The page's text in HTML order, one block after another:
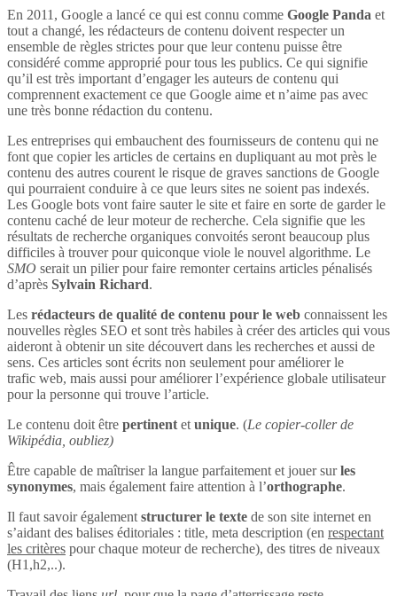
En 2011, Google a lancé ce qui est connu comme Google Panda et
tout a changé, les rédacteurs de contenu doivent respecter un
ensemble de règles strictes pour que leur contenu puisse être
considéré comme approprié pour tous les publics. Ce qui signifie
qu’il est très important d’engager les auteurs de contenu qui
comprennent exactement ce que Google aime et n’aime pas avec
une très bonne rédaction du contenu.
Les entreprises qui embauchent des fournisseurs de contenu qui ne
font que copier les articles de certains en dupliquant au mot près le
contenu des autres courent le risque de graves sanctions de Google
qui pourraient conduire à ce que leurs sites ne soient pas indexés.
Les Google bots vont faire sauter le site et faire en sorte de garder le
contenu caché de leur moteur de recherche. Cela signifie que les
résultats de recherche organiques convoités seront beaucoup plus
difficiles à trouver pour quiconque viole le nouvel algorithme. Le
SMO serait un pilier pour faire remonter certains articles pénalisés
d’après Sylvain Richard.
Les rédacteurs de qualité de contenu pour le web connaissent les
nouvelles règles SEO et sont très habiles à créer des articles qui vous
aideront à obtenir un site découvert dans les recherches et aussi de
sens. Ces articles sont écrits non seulement pour améliorer le
trafic web, mais aussi pour améliorer l’expérience globale utilisateur
pour la personne qui trouve l’article.
Le contenu doit être pertinent et unique. (Le copier-coller de
Wikipédia, oubliez)
Être capable de maîtriser la langue parfaitement et jouer surles
synonymes, mais également faire attention à l’orthographe.
Il faut savoir également structurer le texte de son site internet en
s’aidant des balises éditoriales : title, meta description (en respectant
les critères pour chaque moteur de recherche), des titres de niveaux
(H1,h2,..).